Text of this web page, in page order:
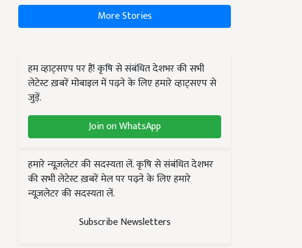
More Stories
हम व्हाट्सएप पर हैं! कृषि से संबंधित देशभर की सभी
लेटेस्ट ख़बरें मोबाइल में पढ़ने के लिए हमारे व्हाट्सएप से
जुड़ें.
Join on WhatsApp
हमारे न्यूज़लेटर की सदस्यता लें. कृषि से संबंधित देशभर
की सभी लेटेस्ट ख़बरें मेल पर पढ़ने के लिए हमारे
न्यूज़लेटर की सदस्यता लें.
Subscribe Newsletters